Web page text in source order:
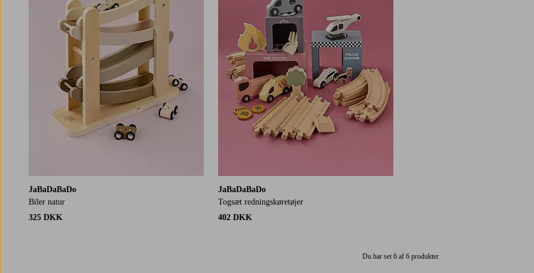
JaBaDaBaDo
Biler natur
325 DKK
JaBaDaBaDo
Togsæt redningskøretøjer
402 DKK
Du har set 6 af 6 produkter